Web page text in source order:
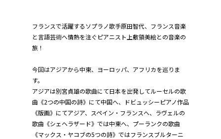
フランスで活躍するソプラノ歌手原田智代、フランス音楽
と言語芸術へ情熱を注ぐピアニスト上敷領美絵との音楽の
旅！
今回はアジアから中東、ヨーロッパ、アフリカを巡りま
す。
アジアは別宮貞雄の歌曲にて日本を出発してルーセルの歌
曲《2つの中国の詩》にて中国へ、ドビュッシーピアノ作品
《版画》にてアジア、スペイン・フランスへ、ラヴェルの
歌曲《シェヘラザード》では中東へ、プーランクの歌曲
《マックス・ヤコブの5つの詩》ではフランスブルターニ